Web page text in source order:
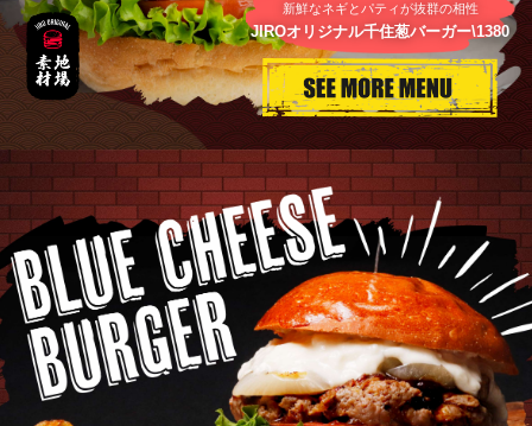
新鮮なネギとパティが抜群の相性
JIROオリジナル千住葱バーガー\1380